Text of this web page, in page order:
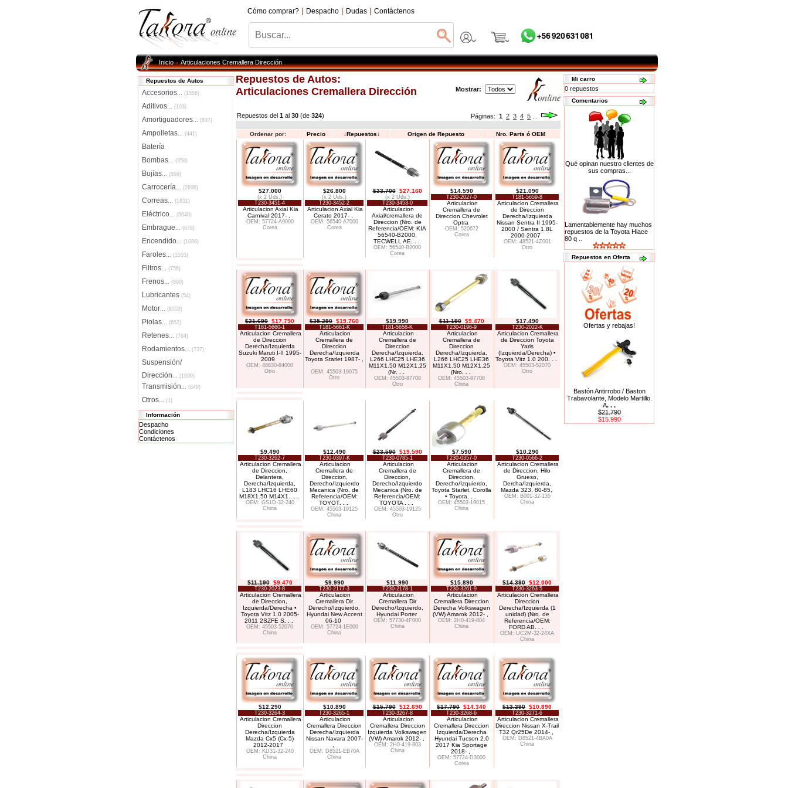
Cómo comprar? | Despacho | Dudas | Contáctenos
Inicio»Articulaciones Cremallera Dirección
Repuestos de Autos
Accesorios... (1556)
Aditivos... (103)
Amortiguadores... (837)
Ampolletas... (441)
Batería
Bombas... (958)
Bujías... (559)
Carrocería... (2696)
Correas... (1831)
Eléctrico... (5040)
Embrague... (678)
Encendido... (1086)
Faroles... (1555)
Filtros... (756)
Frenos... (890)
Lubricantes (54)
Motor... (8553)
Piolas... (652)
Retenes... (764)
Rodamientos... (737)
Suspensión/
Dirección... (1699)
Transmisión... (849)
Otros... (1)
Información
Despacho
Condiciones
Contáctenos
Repuestos de Autos:
Articulaciones Cremallera Dirección
Mostrar:
Repuestos del 1 al 30 (de 324) Páginas: 1 2 3 4 5
Ordenar por: Precio ↓Repuestos↓ Origen de Repuesto Nro. Parts ó OEM
$27.000
(x 2 Uds.)
T230-3451-4
Articulacion Axial Kia
Carnival 2017- ,
OEM: 57724-A9000
Corea
$26.800
(x 2 Uds.)
T230-3452-2
Articulacion Axial Kia
Cerato 2017- ,
OEM: 56540-A7000
Corea
$33.700 $27.160
(x 2 Uds.)
T230-3453-0
Articulacion
Axial/cremallera de
Direccion (Nro. de
Referencia/OEM: KIA
56540-B2000,
TECWELL AE
OEM: 56540-B2000
Corea
$14.590
T230-2027-0
Articulacion
Cremallera de
Direccion Chevrolet
Optra
OEM: 520672
Corea
$21.090
T181-5659-8
Articulacion Cremallera
de Direccion
Derecha/Izquierda
Nissan Sentra II 1995-
2000 / Sentra 1.8L
2000-2007
OEM: 48521-4Z001
Otro
$21.690 $17.790
T181-5660-1
Articulacion Cremallera
de Direccion
Derecha/Izquierda
Suzuki Maruti I-II 1995-
2009
OEM: 48830-84000
Otro
$35.290 $19.760
T181-5661-K
Articulacion
Cremallera de
Direccion
Derecha/Izquierda
Toyota Starlet 1987- ,
OEM: 45503-19075
Otro
$19.990
T181-5658-K
Articulacion
Cremallera de
Direccion
Derecha/Izquierda,
L266 LHC25 LHE36
M11X1.50 M12X1.25
(Nr. . .
OEM: 45503-87708
Otro
$11.190 $9.470
T230-0196-9
Articulacion
Cremallera de
Direccion
Derecha/Izquierda,
L266 LHC25 LHE36
M11X1.50 M12X1.25
(Nro. . .
OEM: 45503-87708
China
$17.490
T230-2022-K
Articulacion Cremallera
de Direccion Toyota
Yaris
(Izquierda/Derecha) •
Toyota Vitz 1.0 200
OEM: 45503-52070
Otro
$9.490
T230-3262-7
Articulacion Cremallera
de Direccion,
Delantera,
Derecha/Izquierda,
L183 LHC16 LHE60
M18X1.50 M14X1.
OEM: GS1D-32-240
China
$12.490
T230-0397-K
Articulacion
Cremallera de
Direccion,
Derecho/Izquierdo
Mecanica (Nro. de
Referencia/OEM:
TOYOT. . .
OEM: 45503-19125
China
$23.590 $19.590
T230-0785-1
Articulacion
Cremallera de
Direccion,
Derecho/Izquierdo
Mecanica (Nro. de
Referencia/OEM:
TOYOTA
OEM: 45503-19125
Otro
$7.590
T230-0357-0
Articulacion
Cremallera de
Direccion,
Derecho/Izquierdo,
Toyota Starlet, Corolla
• Toyota
OEM: 45503-19015
China
$10.290
T230-0566-2
Articulacion Cremallera
de Direccion, Hilo
Grueso,
Dercha/Izquierda,
Mazda 323, 80-85,
OEM: B001-32-135
China
$11.190 $9.470
T230-2023-8
Articulacion Cremallera
de Direccion,
Izquierda/Derecha •
Toyota Vitz 1.0 2005-
2011 2SZFE S
OEM: 45503-52070
China
$9.990
T230-2177-3
Articulacion
Cremallera Dir
Derecho/Izquierdo,
Hyundai New Accent
06-10
OEM: 57724-1E000
China
$11.990
T230-2178-1
Articulacion
Cremallera Dir
Derecho/Izquierdo,
Hyundai Porter
OEM: 57730-4F000
China
$15.890
T230-3261-9
Articulacion
Cremallera Direccion
Derecha Volkswagen
(VW) Amarok 2012- ,
OEM: 2H0-419-804
China
$14.390 $12.000
T230-3263-5
Articulacion Cremallera
Direccion
Derecha/Izquierda (1
unidad) (Nro. de
Referencia/OEM:
FORD AB
OEM: UC2M-32-24XA
China
$12.290
T230-3264-3
Articulacion Cremallera
Direccion
Derecha/Izquierda
Mazda Cx5 (Cx-5)
2012-2017
OEM: KD31-32-240
China
$10.890
T230-3265-1
Articulacion
Cremallera Direccion
Derecha/Izquierda
Nissan Navara 2007-
OEM: D8521-EB70A
China
$15.790 $12.690
T230-3267-8
Articulacion
Cremallera Direccion
Izquierda Volkswagen
(VW) Amarok 2012- ,
OEM: 2H0-419-803
China
$17.790 $14.340
T230-3268-6
Articulacion
Cremallera Direccion
Izquierda/Derecha
Hyundai Tucson 2.0
2017 Kia Sportage
2018- ,
OEM: 57724-D3000
Corea
$13.390 $10.890
T230-3271-6
Articulacion Cremallera
Direccion Nissan X-Trail
T32 Qr25De 2014- ,
OEM: D8521-4BA0A
China
Mi carro
0 repuestos
Comentarios
Qué opinan nuestro clientes de
sus compras...
Lamentablemente hay muchos
repuestos de la Toyota Hiace
80 q ..
Repuestos en Oferta
Ofertas y rebajas!
Bastón Antirrobo / Baston
Trabavolante, Modelo Martillo.
A. . .
$21.790
$15.990